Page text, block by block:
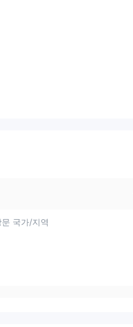
국가/지역